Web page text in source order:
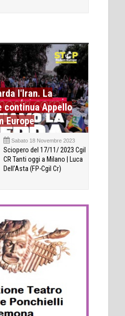
l'Iran. La
continua Appello
Europe
Sabato 18 Novembre 2023
Sciopero del 17/11/ 2023 Cgil
CR Tanti oggi a Milano | Luca
Dell’Asta (FP-Cgil Cr)